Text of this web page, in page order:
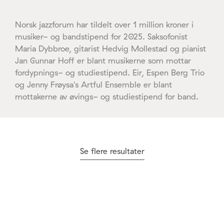
Norsk jazzforum har tildelt over 1 million kroner i
musiker- og bandstipend for 2025. Saksofonist
Maria Dybbroe, gitarist Hedvig Mollestad og pianist
Jan Gunnar Hoff er blant musikerne som mottar
fordypnings- og studiestipend. Eir, Espen Berg Trio
og Jenny Frøysa's Artful Ensemble er blant
mottakerne av øvings- og studiestipend for band.
Se flere resultater